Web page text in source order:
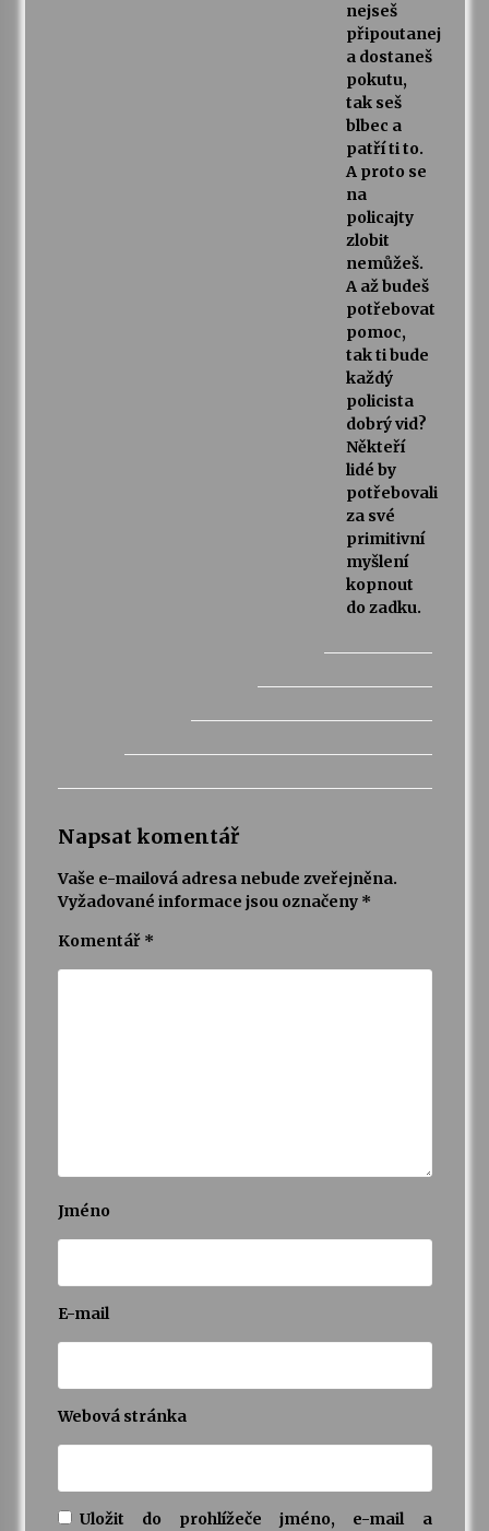
nejseš
připoutanej
a dostaneš
pokutu,
tak seš
blbec a
patří ti to.
A proto se
na
policajty
zlobit
nemůžeš.
A až budeš
potřebovat
pomoc,
tak ti bude
každý
policista
dobrý vid?
Někteří
lidé by
potřebovali
za své
primitivní
myšlení
kopnout
do zadku.
Napsat komentář
Vaše e-mailová adresa nebude zveřejněna.
Vyžadované informace jsou označeny *
Komentář *
Jméno
E-mail
Webová stránka
Uložit do prohlížeče jméno, e-mail a